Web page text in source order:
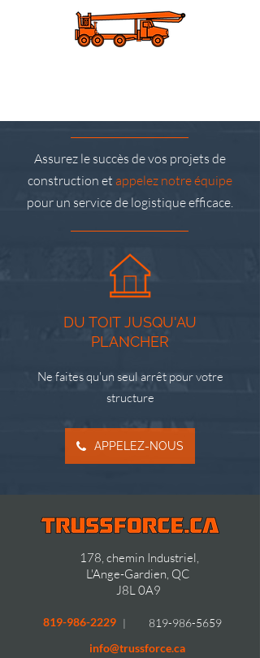
Assurez le succès de vos projets de
construction et appelez notre équipe
pour un service de logistique efficace.
DU TOIT JUSQU'AU
PLANCHER
Ne faites qu'un seul arrêt pour votre
structure
APPELEZ-NOUS
178, chemin Industriel,
L'Ange-Gardien, QC
J8L 0A9
819-986-2229 |
819-986-5659
info@trussforce.ca